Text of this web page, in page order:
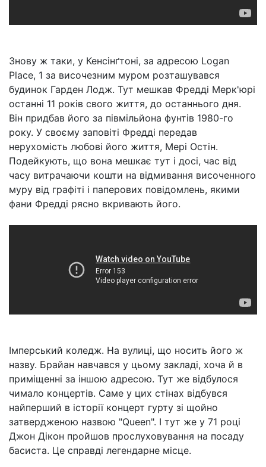
Знову ж таки, у Кенсінґтоні, за адресою Logan
Place, 1 за височезним муром розташувався
будинок Гарден Лодж. Тут мешкав Фредді Мерк'юрі
останні 11 років свого життя, до останнього дня.
Він придбав його за півмільйона фунтів 1980-го
року. У своєму заповіті Фредді передав
нерухомість любові його життя, Мері Остін.
Подейкують, що вона мешкає тут і досі, час від
часу витрачаючи кошти на відмивання височенного
муру від графіті і паперових повідомлень, якими
фани Фредді рясно вкривають його.
Імперський коледж. На вулиці, що носить його ж
назву. Брайан навчався у цьому закладі, хоча й в
приміщенні за іншою адресою. Тут же відбулося
чимало концертів. Саме у цих стінах відбувся
найперший в історії концерт гурту зі щойно
затвердженою назвою "Queen". І тут же у 71 році
Джон Дікон пройшов прослуховування на посаду
басиста. Це справді легендарне місце.